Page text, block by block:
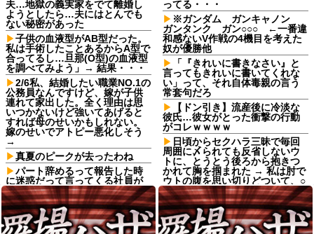
夫…地獄の義実家をでて離婚し
ようとしたら…夫にはとんでも
ない秘密があった
子供の血液型がAB型だった。
私は手術したことあるからA型で
合ってるし…旦那(O型)の血液型
を調べてみよう」→ 結果・・・
2/6私、結婚したい職業NO.1の
公務員なんですけど、嫁が子供
連れて家出した。全く理由は思
いつかないけど強いてあげると
すれば母のせいかもしれない。
嫁のせいでアトピー悪化しそう
→
真夏のピークが去ったわね
パート辞めるって報告した時
に迷惑だって言ってくる社員が
いて、その人の不満を言い返し
てしまった
ATMで何度も入出金を繰り返
す人に声をかけた若い女性にモ
ってる・・・
※ガンダム ガンキャノン
ガンタンク ガン○○○ ←一番違
和感ないV作戦の4機目を考えた
奴が優勝他
「『きれいに書きなさい』と
言ってもきれいに書いてくれな
い」って、それ自体毒親の言う
常套句だろ
【ドン引き】流産後に冷淡な
彼氏…彼女がとった衝撃の行動
がコレｗｗｗｗ
日頃からセクハラ三昧で毎回
周囲に〆られても反省しないウ
トに、とうとう後ろから抱きつ
かれて胸を掴まれた → 私は肘で
ウトの腹を思い切りどついて、○
玉あたりを蹴飛ばし…
【正論】彫り師YouTuber「刺
青タトゥー入れてる奴は全員バ
カです。偏見は正しい。すごい